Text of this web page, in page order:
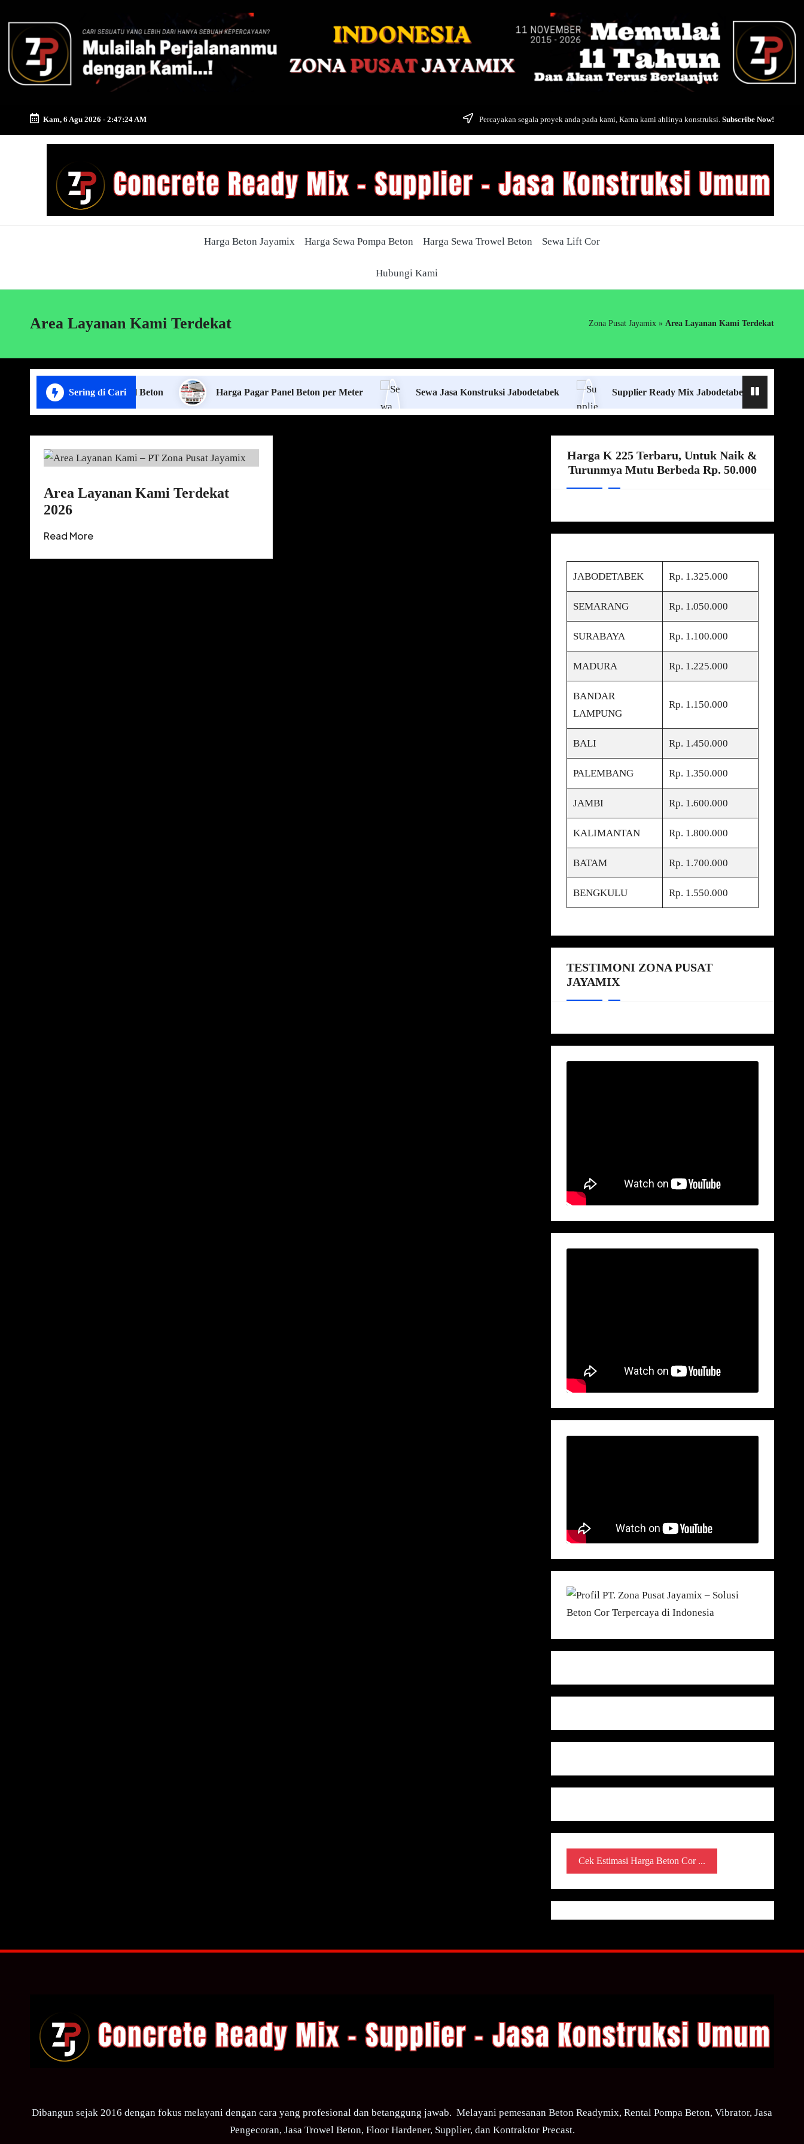
content
Kam, 6 Agu 2026 - 2:47:25 AM Percayakan segala proyek anda pada kami, Karna kami ahlinya konstruksi. Subscribe Now!
Harga Beton Jayamix Harga Sewa Pompa Beton Harga Sewa Trowel Beton Sewa Lift Cor
Hubungi Kami
Area Layanan Kami Terdekat Zona Pusat Jayamix » Area Layanan Kami Terdekat
Sering di Cari
Pasang Pagar Panel Beton Harga Pagar Panel Beton per Meter Sewa Jasa Konstruksi Jabodetabek Supplier Ready Mix Jabodetabek
Area Layanan Kami Terdekat
2026
Read More
Harga K 225 Terbaru, Untuk Naik &
Turunmya Mutu Berbeda Rp. 50.000
JABODETABEK Rp. 1.325.000
SEMARANG Rp. 1.050.000
SURABAYA Rp. 1.100.000
MADURA Rp. 1.225.000
BANDAR
LAMPUNG
Rp. 1.150.000
BALI Rp. 1.450.000
PALEMBANG Rp. 1.350.000
JAMBI Rp. 1.600.000
KALIMANTAN Rp. 1.800.000
BATAM Rp. 1.700.000
BENGKULU Rp. 1.550.000
TESTIMONI ZONA PUSAT
JAYAMIX
Cek Estimasi Harga Beton Cor ...
Dibangun sejak 2016 dengan fokus melayani dengan cara yang profesional dan betanggung jawab. Melayani pemesanan Beton Readymix, Rental Pompa Beton, Vibrator, Jasa
Pengecoran, Jasa Trowel Beton, Floor Hardener, Supplier, dan Kontraktor Precast.